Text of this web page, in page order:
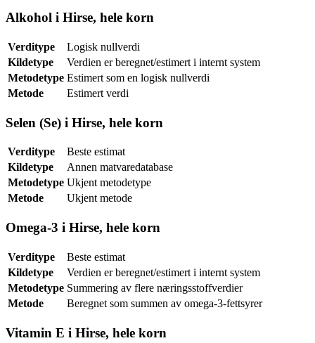
Alkohol i Hirse, hele korn
Verditype
Logisk nullverdi
Kildetype
Verdien er beregnet/estimert i internt system
Metodetype Estimert som en logisk nullverdi
Metode
Estimert verdi
Selen (Se) i Hirse, hele korn
Verditype
Beste estimat
Kildetype
Annen matvaredatabase
Metodetype Ukjent metodetype
Metode
Ukjent metode
Omega-3 i Hirse, hele korn
Verditype
Beste estimat
Kildetype
Verdien er beregnet/estimert i internt system
Metodetype Summering av flere næringsstoffverdier
Metode
Beregnet som summen av omega-3-fettsyrer
Vitamin E i Hirse, hele korn